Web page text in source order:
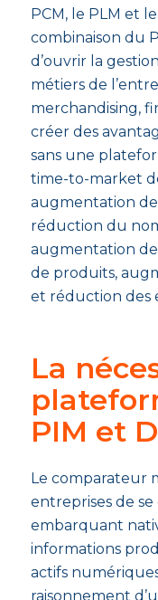
PCM, le PLM et
combinaison du
d’ouvrir la
métiers de
merchandising,
créer des
sans une
time-to-market
augmentation de
réduction du
augmentation
de produits,
et réduction des
La
PIM et
Le comparateur
entreprises de
embarquant
informations
actifs
raisonnement